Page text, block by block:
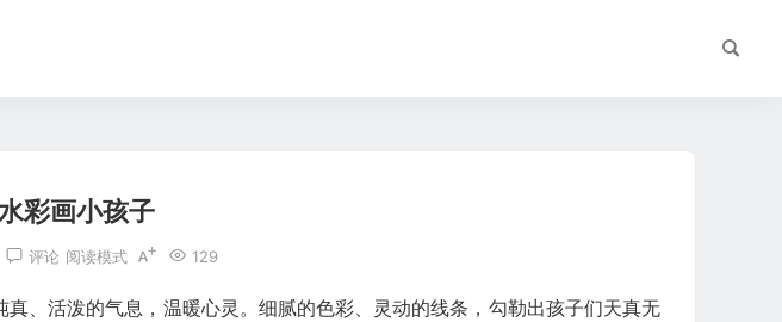
彩画小孩子
评论 129
阅读模式
、活泼的气息，温暖心灵。细腻的色彩、灵动的线条，勾勒出孩子们天真无